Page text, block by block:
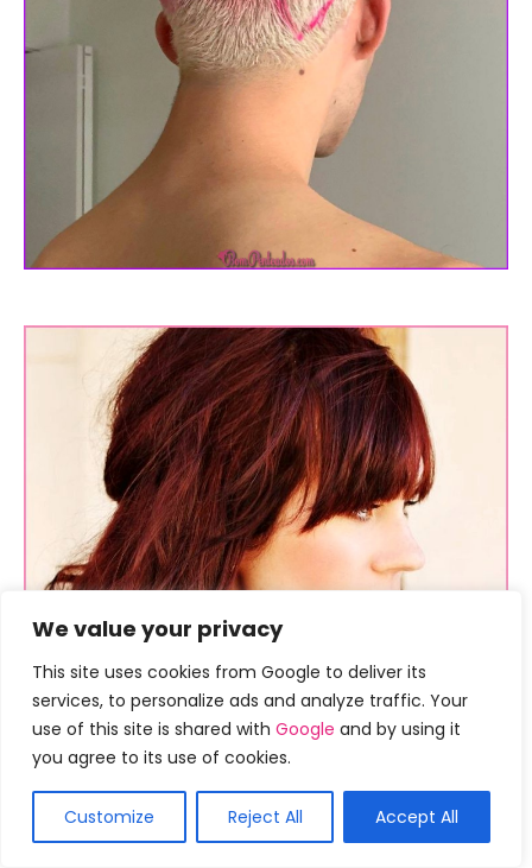
We value your privacy
This site uses cookies from Google to deliver its
services, to personalize ads and analyze traffic. Your
use of this site is shared with Google and by using it
you agree to its use of cookies.
Customize Reject All Accept All